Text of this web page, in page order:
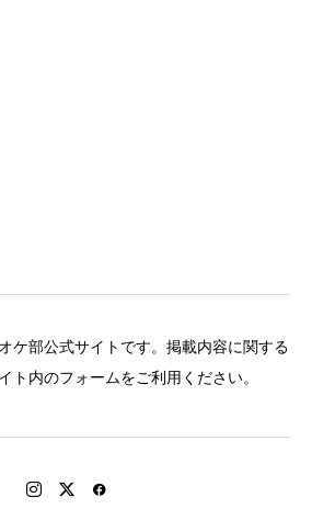
ケ部公式サイトです。掲載内容に関する
ト内のフォームをご利用ください。